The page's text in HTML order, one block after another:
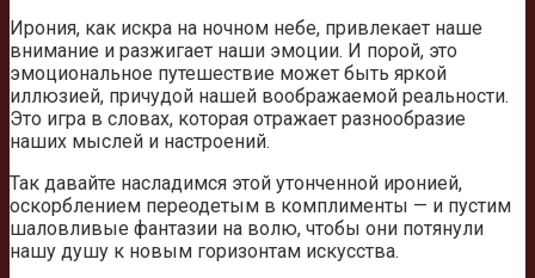
Ирония, как искра на ночном небе, привлекает наше
внимание и разжигает наши эмоции. И порой, это
эмоциональное путешествие может быть яркой
иллюзией, причудой нашей воображаемой реальности.
Это игра в словах, которая отражает разнообразие
наших мыслей и настроений.
Так давайте насладимся этой утонченной иронией,
оскорблением переодетым в комплименты — и пустим
шаловливые фантазии на волю, чтобы они потянули
нашу душу к новым горизонтам искусства.